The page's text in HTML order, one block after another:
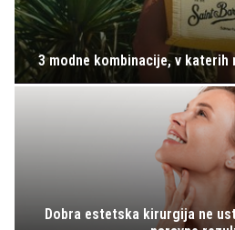
3 modne kombinacije, v
Dobra estetska kirurgija ne